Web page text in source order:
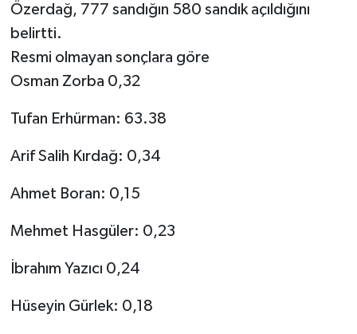
Özerdağ, 777 sandığın 580 sandık açıldığını
belirtti.
Resmi olmayan sonçlara göre
Osman Zorba 0,32
Tufan Erhürman: 63.38
Arif Salih Kırdağ: 0,34
Ahmet Boran: 0,15
Mehmet Hasgüler: 0,23
İbrahım Yazıcı 0,24
Hüseyin Gürlek: 0,18